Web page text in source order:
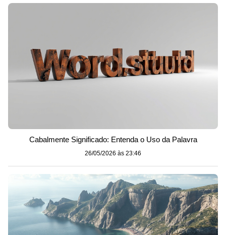
Cabalmente Significado: Entenda o Uso da Palavra
26/05/2026 às 23:46